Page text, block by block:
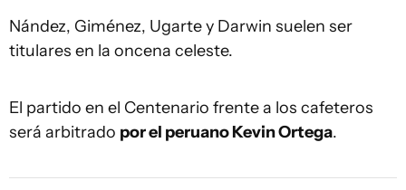
Nández, Giménez, Ugarte y Darwin suelen ser
titulares en la oncena celeste.
El partido en el Centenario frente a los cafeteros
será arbitrado por el peruano Kevin Ortega.